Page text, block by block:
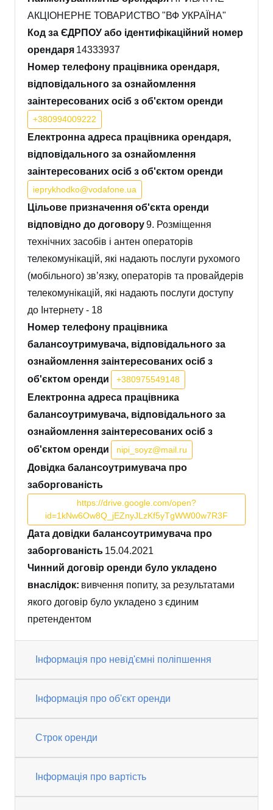
АКЦІОНЕРНЕ ТОВАРИСТВО "ВФ УКРАЇНА"
Код за ЄДРПОУ або ідентифікаційний номер
орендаря 14333937
Номер телефону працівника орендаря,
відповідального за ознайомлення
заінтересованих осіб з об'єктом оренди
+380994009222
Електронна адреса працівника орендаря,
відповідального за ознайомлення
заінтересованих осіб з об'єктом оренди
ieprykhodko@vodafone.ua
Цільове призначення об'єкта оренди
відповідно до договору9. Розміщення
технічних засобів і антен операторів
телекомунікацій, які надають послуги рухомого
(мобільного) зв’язку, операторів та провайдерів
телекомунікацій, які надають послуги доступу
до Інтернету - 18
Номер телефону працівника
балансоутримувача, відповідального за
ознайомлення заінтересованих осіб з
об'єктом оренди
+380975549148
Електронна адреса працівника
балансоутримувача, відповідального за
ознайомлення заінтересованих осіб з
об'єктом оренди
nipi_soyz@mail.ru
Довідка балансоутримувача про
заборгованість
https://drive.google.com/open?
id=1kNw6Ow8Q_jEZnyJLzKf5yTgWW00w7R3F
Дата довідки балансоутримувача про
заборгованість 15.04.2021
Чинний договір оренди було укладено
внаслідок: вивчення попиту, за результатами
якого договір було укладено з єдиним
претендентом
Інформація про невід'ємні поліпшення
Інформація про об'єкт оренди
Строк оренди
Інформація про вартість